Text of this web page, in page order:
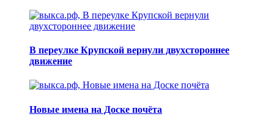
В переулке Крупской вернули двухстороннее
движение
Новые имена на Доске почёта